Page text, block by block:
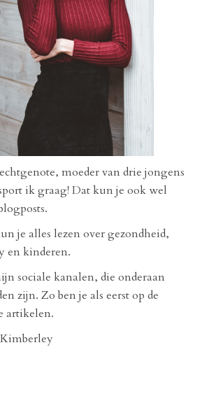
moeder van drie jongens
ik graag! Dat kun je ook wel
je alles lezen over gezondheid,
en kinderen.
sociale kanalen, die onderaan
zijn. Zo ben je als eerst op de
artikelen.